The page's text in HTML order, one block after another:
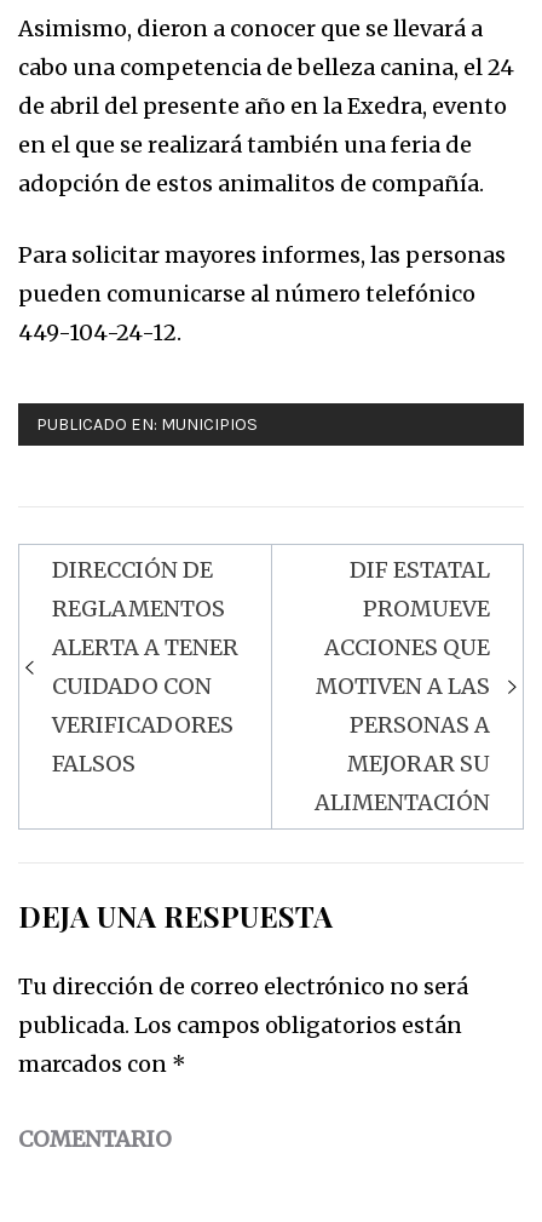
Asimismo, dieron a conocer que se llevará a
cabo una competencia de belleza canina, el 24
de abril del presente año en la Exedra, evento
en el que se realizará también una feria de
adopción de estos animalitos de compañía.
Para solicitar mayores informes, las personas
pueden comunicarse al número telefónico
449-104-24-12.
PUBLICADO EN: MUNICIPIOS
Navegación
de
entradas
DIRECCIÓN DE
REGLAMENTOS
ALERTA A TENER
CUIDADO CON
VERIFICADORES
FALSOS
DIF ESTATAL
PROMUEVE
ACCIONES QUE
MOTIVEN A LAS
PERSONAS A
MEJORAR SU
ALIMENTACIÓN
DEJA UNA RESPUESTA
Tu dirección de correo electrónico no será
publicada. Los campos obligatorios están
marcados con *
COMENTARIO